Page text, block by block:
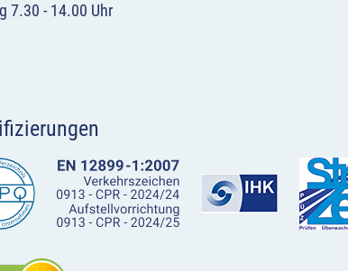
7.30 - 14.00 Uhr